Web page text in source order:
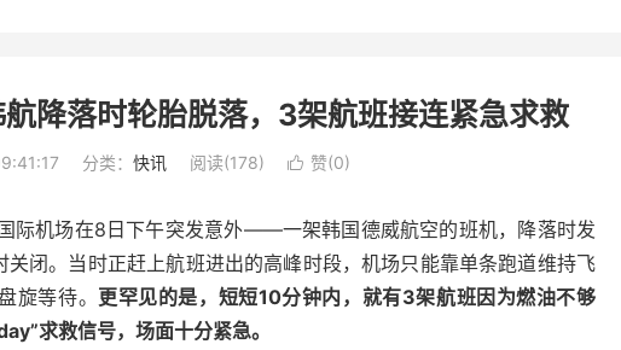
降落时轮胎脱落，3架航班接连紧急求救
分类： 快讯 阅读(178)  赞(0)
际机场在8日下午突发意外——一架韩国德威航空的班机，降落时发
闭。当时正赶上航班进出的高峰时段，机场只能靠单条跑道维持飞
旋等待。 更罕见的是，短短10分钟内，就有3架航班因为燃油不够
求救信号，场面十分紧急。